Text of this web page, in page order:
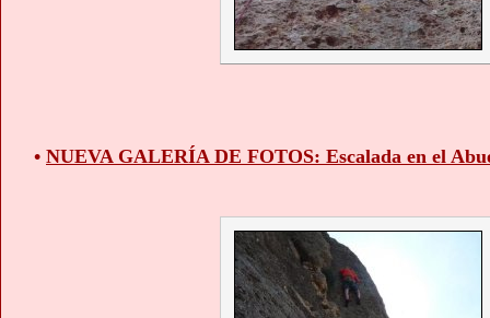
• NUEVA GALERÍA DE FOTOS: Escalada en el